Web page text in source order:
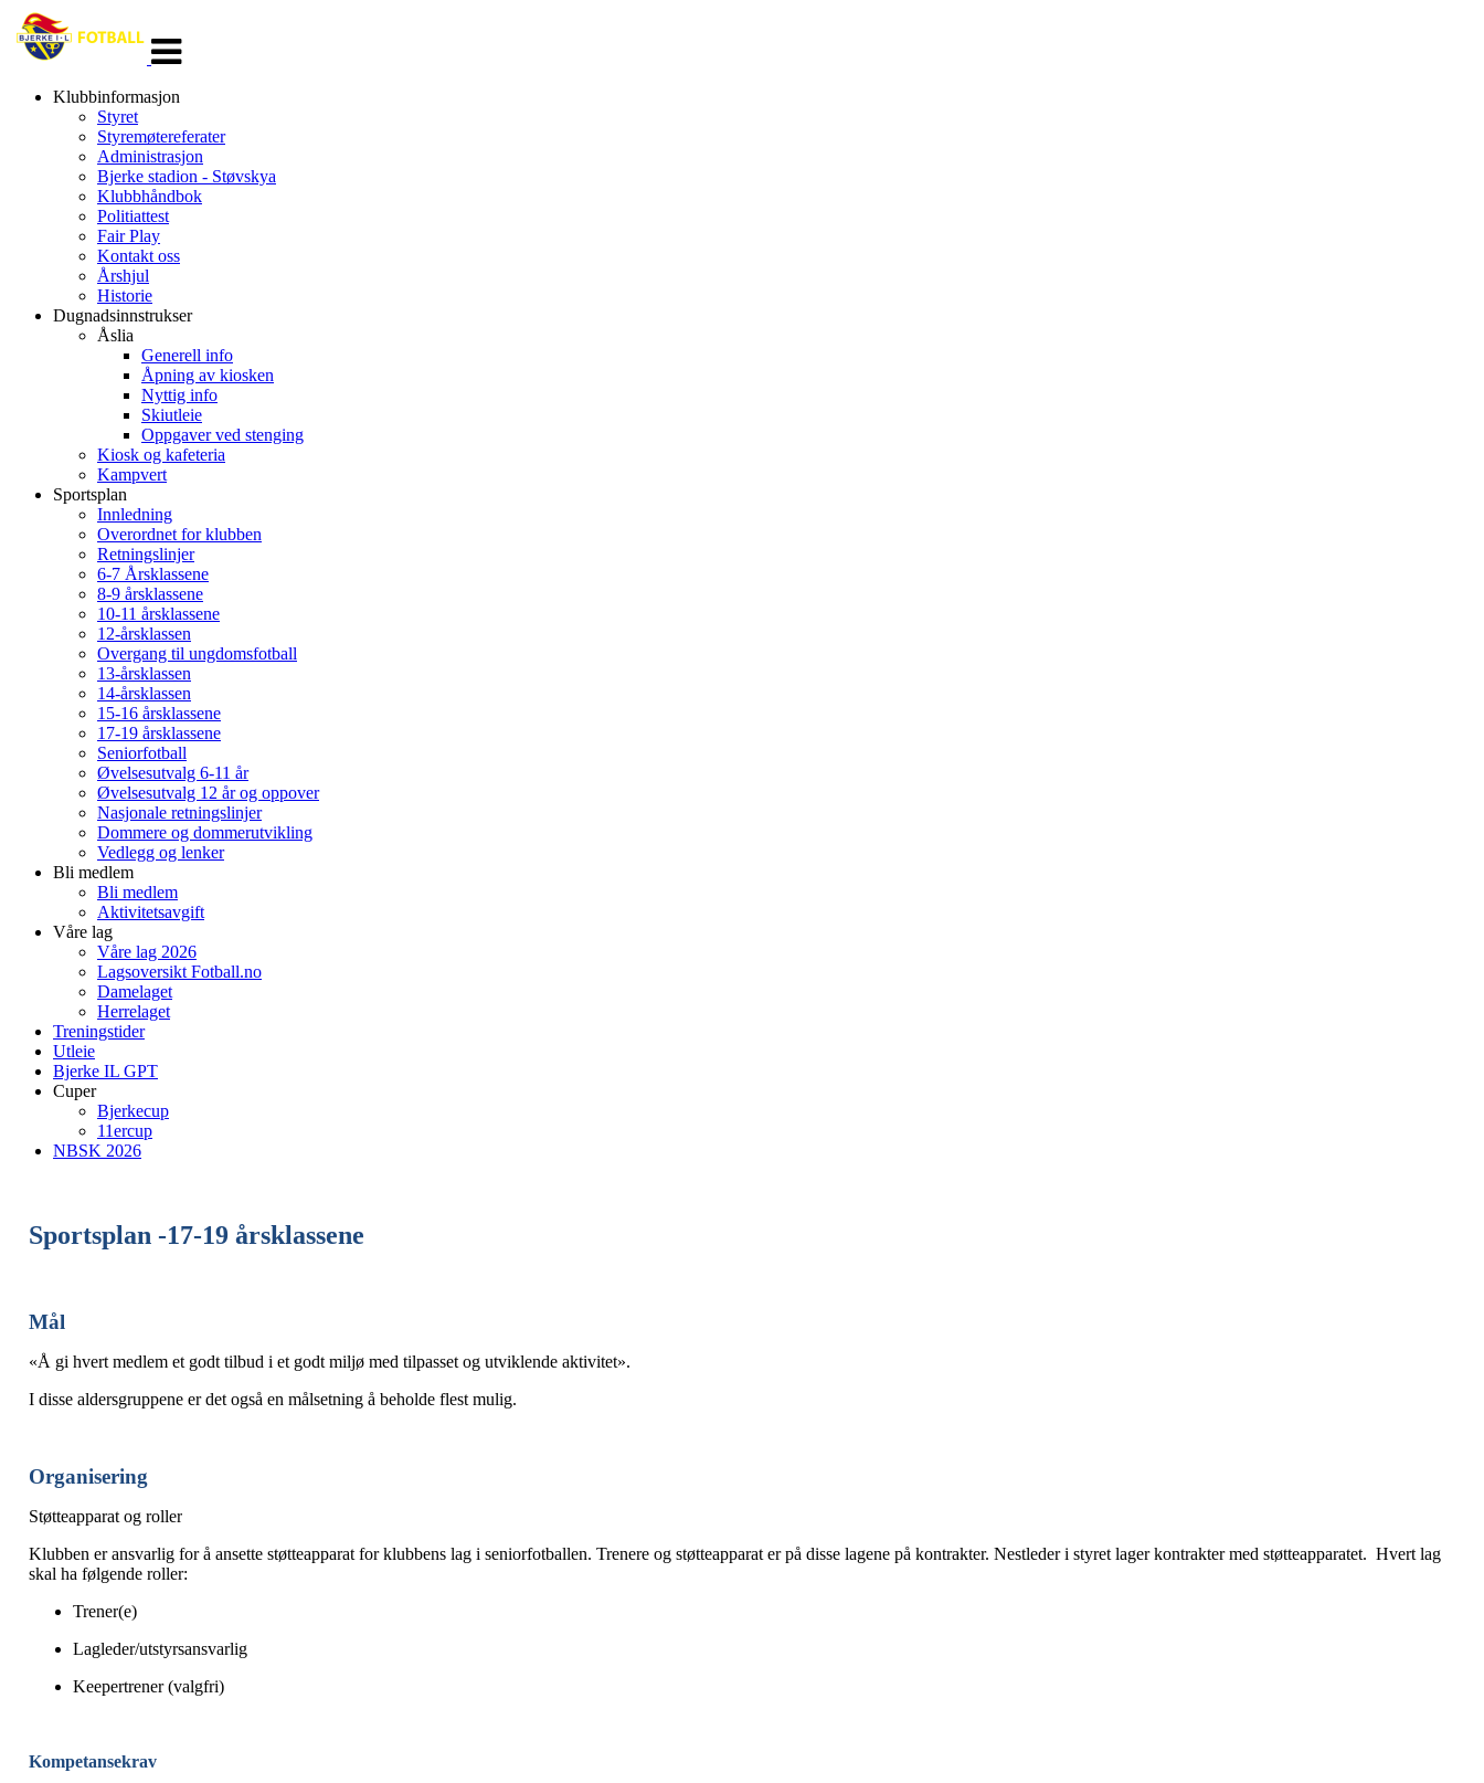
navigasjon
Klubbinformasjon
Styret
Styremøtereferater
Administrasjon
Bjerke stadion - Støvskya
Klubbhåndbok
Politiattest
Fair Play
Kontakt oss
Årshjul
Historie
Dugnadsinnstrukser
Åslia
Generell info
Åpning av kiosken
Nyttig info
Skiutleie
Oppgaver ved stenging
Kiosk og kafeteria
Kampvert
Sportsplan
Innledning
Overordnet for klubben
Retningslinjer
6-7 Årsklassene
8-9 årsklassene
10-11 årsklassene
12-årsklassen
Overgang til ungdomsfotball
13-årsklassen
14-årsklassen
15-16 årsklassene
17-19 årsklassene
Seniorfotball
Øvelsesutvalg 6-11 år
Øvelsesutvalg 12 år og oppover
Nasjonale retningslinjer
Dommere og dommerutvikling
Vedlegg og lenker
Bli medlem
Bli medlem
Aktivitetsavgift
Våre lag
Våre lag 2026
Lagsoversikt Fotball.no
Damelaget
Herrelaget
Treningstider
Utleie
Bjerke IL GPT
Cuper
Bjerkecup
11ercup
NBSK 2026
Sportsplan -17-19 årsklassene
Mål
«Å gi hvert medlem et godt tilbud i et godt miljø med tilpasset og utviklende aktivitet».
I disse aldersgruppene er det også en målsetning å beholde flest mulig.
Organisering
Støtteapparat og roller
Klubben er ansvarlig for å ansette støtteapparat for klubbens lag i seniorfotballen. Trenere og støtteapparat er på disse lagene på kontrakter. Nestleder i styret lager kontrakter med støtteapparatet. Hvert lag
skal ha følgende roller:
Trener(e)
Lagleder/utstyrsansvarlig
Keepertrener (valgfri)
Kompetansekrav